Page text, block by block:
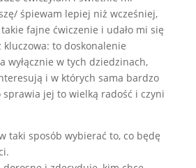
śpiewam lepiej niż wcześniej,
fajne ćwiczenie i udało mi się
kluczowa: to doskonalenie
wyłącznie w tych dziedzinach,
i w których sama bardzo
sprawia jej to wielką radość i czyni
taki sposób wybierać to, co będę